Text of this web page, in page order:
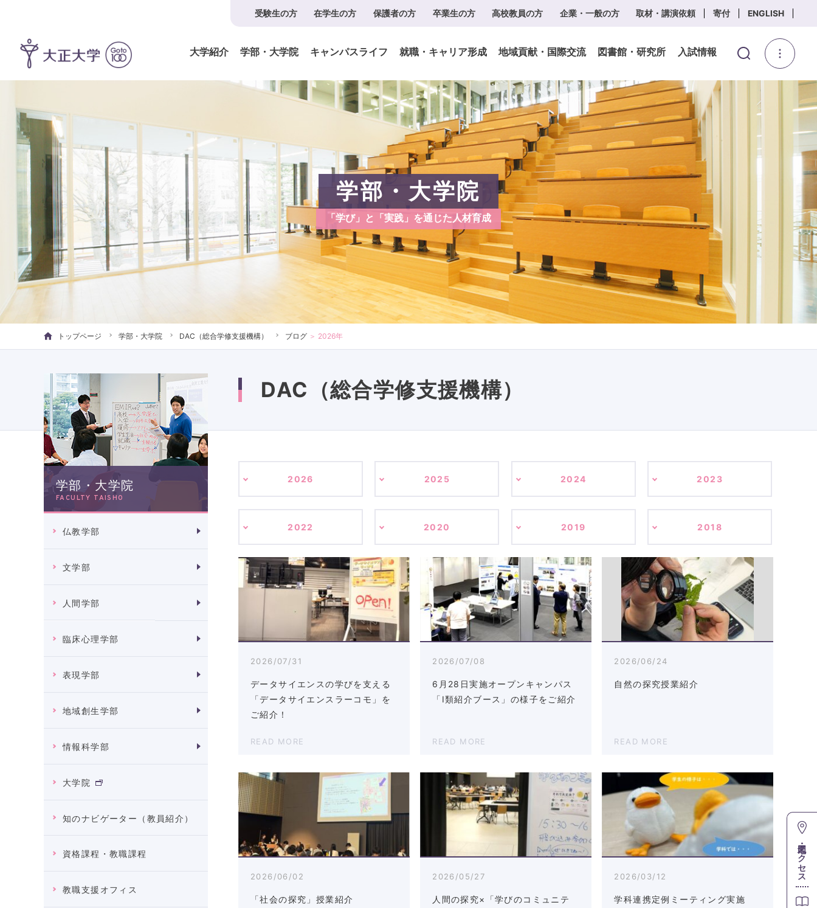
受験生の方 在学生の方 保護者の方 卒業生の方 高校教員の方 企業・一般の方 取材・講演依頼 寄付 ENGLISH
大学紹介 学部・大学院 キャンパスライフ 就職・キャリア形成 地域貢献・国際交流 図書館・研究所 入試情報
学部・大学院
「学び」と「実践」を通じた人材育成
トップページ 学部・大学院 DAC（総合学修支援機構） ブログ ＞ 2026年
学部・大学院
FACULTY TAISHO
仏教学部
文学部
人間学部
臨床心理学部
表現学部
地域創生学部
情報科学部
大学院
知のナビゲーター（教員紹介）
資格課程・教職課程
教職支援オフィス
DAC（総合学修支援機構）
2026 2025 2024 2023
2022 2020 2019 2018
2026/07/31
データサイエンスの学びを支える
「データサイエンスラーコモ」を
ご紹介！
READ MORE
2026/07/08
6月28日実施オープンキャンパス
「Ⅰ類紹介ブース」の様子をご紹介
READ MORE
2026/06/24
自然の探究授業紹介
READ MORE
2026/06/02
「社会の探究」授業紹介
2026/05/27
人間の探究×「学びのコミュニテ
2026/03/12
学科連携定例ミーティング実施
地図・アクセス